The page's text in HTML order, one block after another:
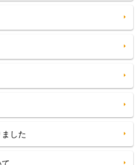
した